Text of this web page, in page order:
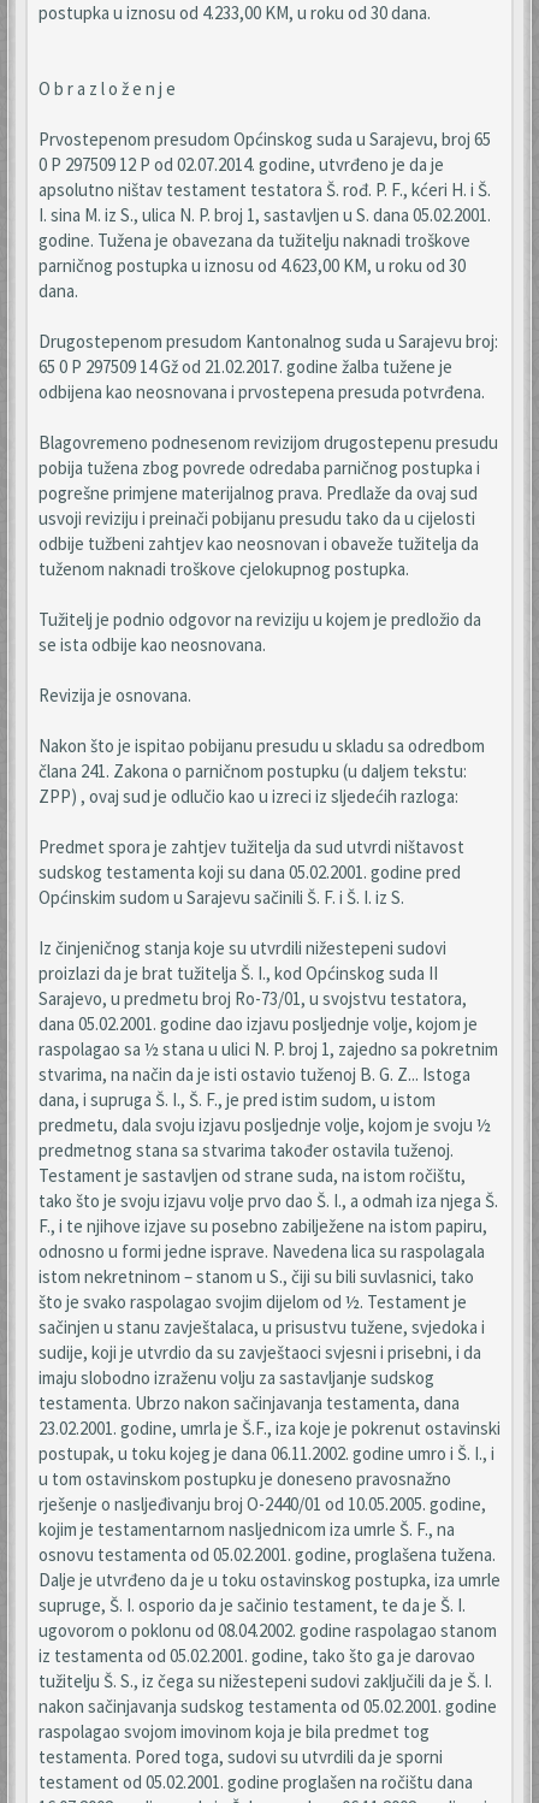
postupka u iznosu od 4.233,00 KM, u roku od 30 dana.
O b r a z l o ž e n j e
Prvostepenom presudom Općinskog suda u Sarajevu, broj 65
0 P 297509 12 P od 02.07.2014. godine, utvrđeno je da je
apsolutno ništav testament testatora Š. rođ. P. F., kćeri H. i Š.
I. sina M. iz S., ulica N. P. broj 1, sastavljen u S. dana 05.02.2001.
godine. Tužena je obavezana da tužitelju naknadi troškove
parničnog postupka u iznosu od 4.623,00 KM, u roku od 30
dana.
Drugostepenom presudom Kantonalnog suda u Sarajevu broj:
65 0 P 297509 14 Gž od 21.02.2017. godine žalba tužene je
odbijena kao neosnovana i prvostepena presuda potvrđena.
Blagovremeno podnesenom revizijom drugostepenu presudu
pobija tužena zbog povrede odredaba parničnog postupka i
pogrešne primjene materijalnog prava. Predlaže da ovaj sud
usvoji reviziju i preinači pobijanu presudu tako da u cijelosti
odbije tužbeni zahtjev kao neosnovan i obaveže tužitelja da
tuženom naknadi troškove cjelokupnog postupka.
Tužitelj je podnio odgovor na reviziju u kojem je predložio da
se ista odbije kao neosnovana.
Revizija je osnovana.
Nakon što je ispitao pobijanu presudu u skladu sa odredbom
člana 241. Zakona o parničnom postupku (u daljem tekstu:
ZPP) , ovaj sud je odlučio kao u izreci iz sljedećih razloga:
Predmet spora je zahtjev tužitelja da sud utvrdi ništavost
sudskog testamenta koji su dana 05.02.2001. godine pred
Općinskim sudom u Sarajevu sačinili Š. F. i Š. I. iz S.
Iz činjeničnog stanja koje su utvrdili nižestepeni sudovi
proizlazi da je brat tužitelja Š. I., kod Općinskog suda II
Sarajevo, u predmetu broj Ro-73/01, u svojstvu testatora,
dana 05.02.2001. godine dao izjavu posljednje volje, kojom je
raspolagao sa ½ stana u ulici N. P. broj 1, zajedno sa pokretnim
stvarima, na način da je isti ostavio tuženoj B. G. Z... Istoga
dana, i supruga Š. I., Š. F., je pred istim sudom, u istom
predmetu, dala svoju izjavu posljednje volje, kojom je svoju ½
predmetnog stana sa stvarima također ostavila tuženoj.
Testament je sastavljen od strane suda, na istom ročištu,
tako što je svoju izjavu volje prvo dao Š. I., a odmah iza njega Š.
F., i te njihove izjave su posebno zabilježene na istom papiru,
odnosno u formi jedne isprave. Navedena lica su raspolagala
istom nekretninom – stanom u S., čiji su bili suvlasnici, tako
što je svako raspolagao svojim dijelom od ½. Testament je
sačinjen u stanu zavještalaca, u prisustvu tužene, svjedoka i
sudije, koji je utvrdio da su zavještaoci svjesni i prisebni, i da
imaju slobodno izraženu volju za sastavljanje sudskog
testamenta. Ubrzo nakon sačinjavanja testamenta, dana
23.02.2001. godine, umrla je Š.F., iza koje je pokrenut ostavinski
postupak, u toku kojeg je dana 06.11.2002. godine umro i Š. I., i
u tom ostavinskom postupku je doneseno pravosnažno
rješenje o nasljeđivanju broj O-2440/01 od 10.05.2005. godine,
kojim je testamentarnom nasljednicom iza umrle Š. F., na
osnovu testamenta od 05.02.2001. godine, proglašena tužena.
Dalje je utvrđeno da je u toku ostavinskog postupka, iza umrle
supruge, Š. I. osporio da je sačinio testament, te da je Š. I.
ugovorom o poklonu od 08.04.2002. godine raspolagao stanom
iz testamenta od 05.02.2001. godine, tako što ga je darovao
tužitelju Š. S., iz čega su nižestepeni sudovi zaključili da je Š. I.
nakon sačinjavanja sudskog testamenta od 05.02.2001. godine
raspolagao svojom imovinom koja je bila predmet tog
testamenta. Pored toga, sudovi su utvrdili da je sporni
testament od 05.02.2001. godine proglašen na ročištu dana